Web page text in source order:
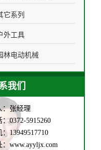
它系列
外工具
林电动机械
我们
：张经理
0372-5915260
13949517710
www.ayyljx.com